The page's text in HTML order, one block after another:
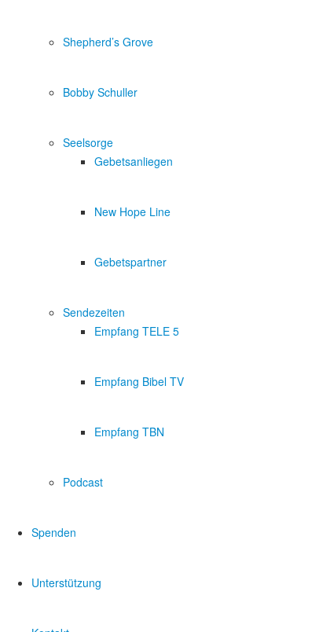
Shepherd’s Grove
Bobby Schuller
Seelsorge
Gebetsanliegen
New Hope Line
Gebetspartner
Sendezeiten
Empfang TELE 5
Empfang Bibel TV
Empfang TBN
Podcast
Spenden
Unterstützung